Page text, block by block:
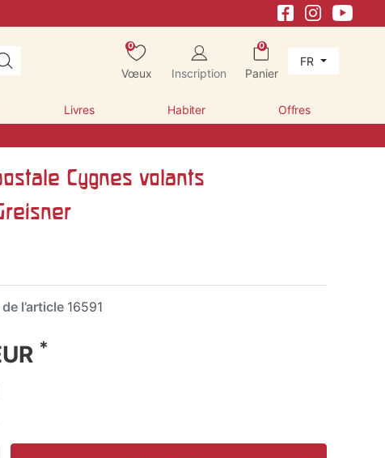
0
Vœux Inscription
0
Panier
FR
Livres Habiter Offres
Cygnes volants
l’article 16591
*